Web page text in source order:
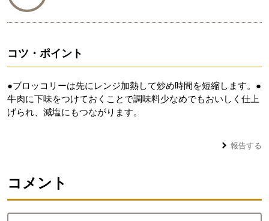
コツ・ポイント
●ブロッコリーは先にレンジ加熱して炒め時間を短縮します。●
牛肉に下味をつけておくことで調味料少なめでもおいしく仕上
げられ、減塩にもつながります。
報告する
コメント